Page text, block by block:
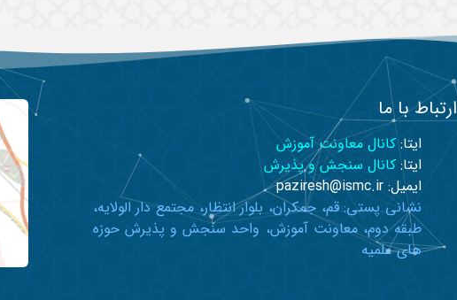
ارتباط با ما
ایتا: کانال معاونت آموزش
ایتا: کانال سنجش و پذیرش
ایمیل: paziresh@ismc.ir
نشانی پستی: قم، جمکران، بلوار انتظار، مجتمع دار الولایه،
طبقه دوم، معاونت آموزش، واحد سنجش و پذیرش حوزه
های علمیه